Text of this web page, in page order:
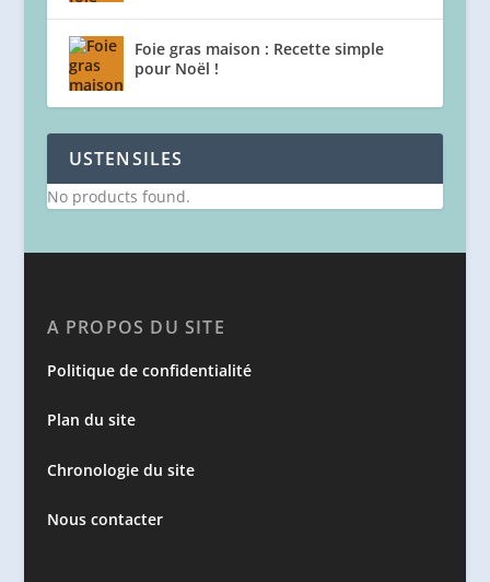
Foie gras maison : Recette simple
pour Noël !
USTENSILES
No products found.
A PROPOS DU SITE
Politique de confidentialité
Plan du site
Chronologie du site
Nous contacter